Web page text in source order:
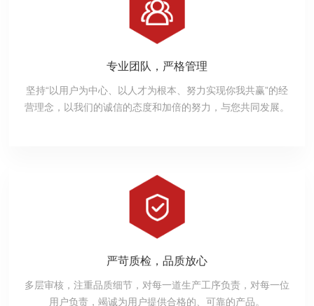
专业团队，严格管理
坚持“以用户为中心、以人才为根本、努力实现你我共赢”的经
营理念，以我们的诚信的态度和加倍的努力，与您共同发展。
严苛质检，品质放心
多层审核，注重品质细节，对每一道生产工序负责，对每一位
用户负责，竭诚为用户提供合格的、可靠的产品。